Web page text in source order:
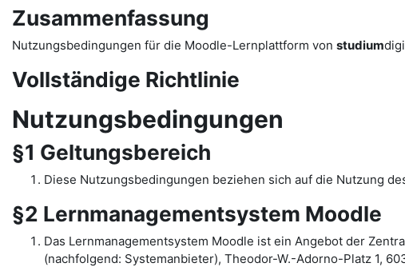
Zusammenfassung
Nutzungsbedingungen für die Moodle-Lernplattform von studium
Vollständige Richtlinie
Nutzungsbedingungen
§1 Geltungsbereich
Diese Nutzungsbedingungen beziehen sich auf die Nutzung
§2 Lernmanagementsystem Moodle
Das Lernmanagementsystem Moodle ist ein Angebot der
(nachfolgend: Systemanbieter), Theodor-W.-Adorno-Platz 1,